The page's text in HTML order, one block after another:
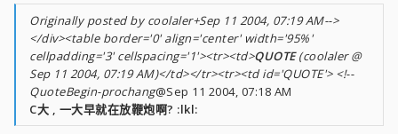
Originally posted by coolaler+Sep 11 2004, 07:19 AM-->
</div><table border='0' align='center' width='95%'
cellpadding='3' cellspacing='1'><tr><td>QUOTE(coolaler @
Sep 11 2004, 07:19 AM)</td></tr><tr><td id='QUOTE'> <!--
QuoteBegin-prochang@Sep 11 2004, 07:18 AM
C大 , 一大早就在放鞭炮啊? :lkl: